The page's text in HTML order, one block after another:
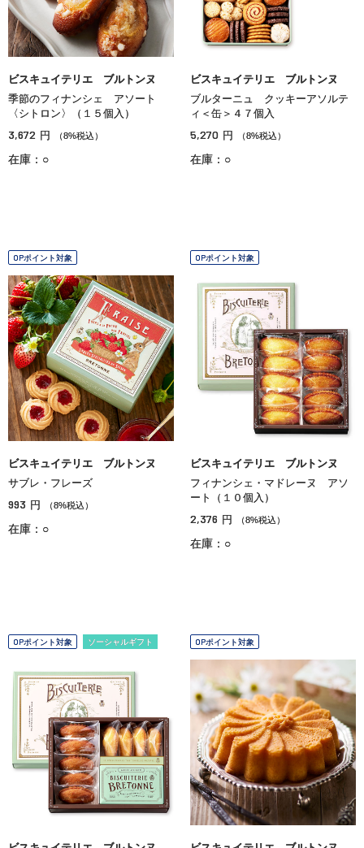
ビスキュイテリエ ブルトンヌ
季節のフィナンシェ アソート
〈シトロン〉（１５個入）
3,672 円 （8%税込）
在庫：○
ビスキュイテリエ ブルトンヌ
ブルターニュ クッキーアソルテ
ィ＜缶＞４７個入
5,270 円 （8%税込）
在庫：○
OPポイント対象
ビスキュイテリエ ブルトンヌ
サブレ・フレーズ
993 円 （8%税込）
在庫：○
OPポイント対象
ビスキュイテリエ ブルトンヌ
フィナンシェ・マドレーヌ アソ
ート（１０個入）
2,376 円 （8%税込）
在庫：○
OPポイント対象 ソーシャルギフト OPポイント対象